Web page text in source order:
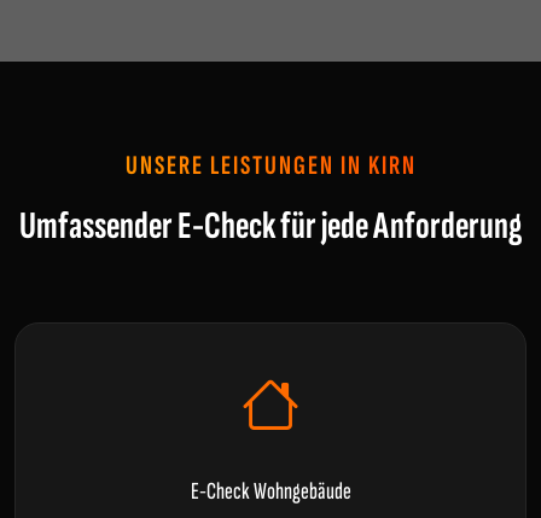
UNSERE LEISTUNGEN IN KIRN
Umfassender E-Check für jede Anforderung
E-Check Wohngebäude